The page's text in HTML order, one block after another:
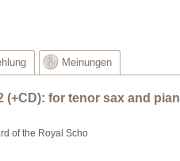
Meinungen
(+CD): for tenor sax and
of the Royal Scho